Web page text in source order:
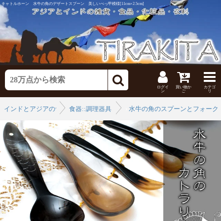
キャトルホーン 水牛の角のデザートスプーン 美しいべっ甲模様[11cm×2.5cm]
ログイ
ン
買い物か
ご
カテゴ
リ
インドとアジアの食品・食材食器::調理器具 水牛の角のスプーンとフォーク